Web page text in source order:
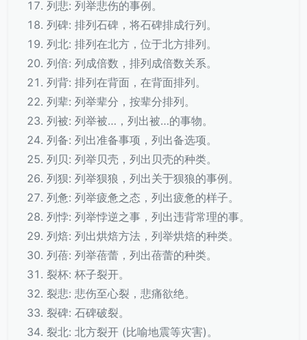
列悲: 列举悲伤的事例。
列碑: 排列石碑，将石碑排成行列。
列北: 排列在北方，位于北方排列。
列倍: 列成倍数，排列成倍数关系。
列背: 排列在背面，在背面排列。
列辈: 列举辈分，按辈分排列。
列被: 列举被…，列出被…的事物。
列备: 列出准备事项，列出备选项。
列贝: 列举贝壳，列出贝壳的种类。
列狈: 列举狈狼，列出关于狈狼的事例。
列惫: 列举疲惫之态，列出疲惫的样子。
列悖: 列举悖逆之事，列出违背常理的事。
列焙: 列出烘焙方法，列举烘焙的种类。
列蓓: 列举蓓蕾，列出蓓蕾的种类。
裂杯: 杯子裂开。
裂悲: 悲伤至心裂，悲痛欲绝。
裂碑: 石碑破裂。
裂北: 北方裂开 (比喻地震等灾害)。